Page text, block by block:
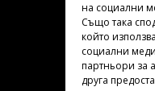
на социални
Също така
който
социални
партньори за
друга